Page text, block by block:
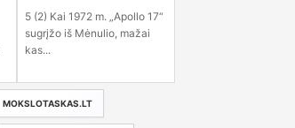
5 (2) Kai 1972 m. „Apollo 17“
sugrįžo iš Mėnulio, mažai
kas...
MOKSLOTASKAS.LT